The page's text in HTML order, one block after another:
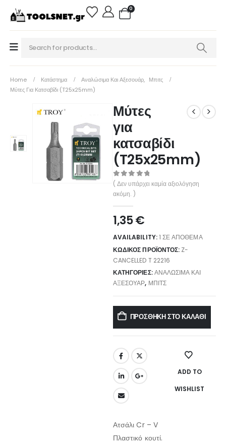
0
Home Κατάστημα Αναλώσιμα Και Αξεσουάρ, Μπιτς
Μύτες Για Κατσαβίδι (T25x25mm)
Μύτες
για
κατσαβίδι
(T25x25mm)
0out of 5
( Δεν υπάρχει καμία αξιολόγηση
ακόμη. )
1,35€
AVAILABILITY:1 ΣΕ ΑΠΌΘΕΜΑ
ΚΩΔΙΚΌΣ ΠΡΟΪΌΝΤΟΣ: Z-
CANCELLED T 22216
ΚΑΤΗΓΟΡΊΕΣ:ΑΝΑΛΏΣΙΜΑ ΚΑΙ
ΑΞΕΣΟΥΆΡ, ΜΠΙΤΣ
ΠΡΟΣΘΉΚΗ ΣΤΟ ΚΑΛΆΘΙ
ADD TO
WISHLIST
Ατσάλι Cr – V
Πλαστικό κουτί.